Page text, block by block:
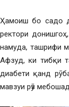
Ҳамоиш бо садо
ректори
намуда, ташрифи
Афзуд, ки тибқи
диабети қанд рӯ
мавзуи рӯз